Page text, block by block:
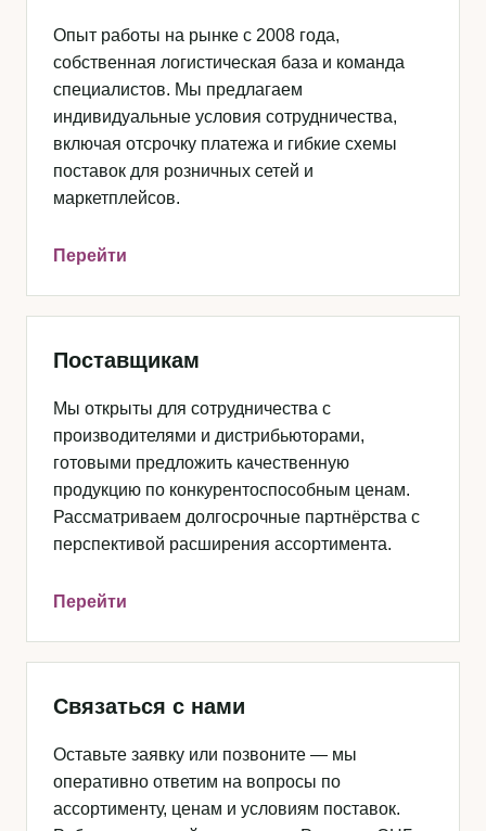
Опыт работы на рынке с 2008 года,
собственная логистическая база и команда
специалистов. Мы предлагаем
индивидуальные условия сотрудничества,
включая отсрочку платежа и гибкие схемы
поставок для розничных сетей и
маркетплейсов.
Перейти
Поставщикам
Мы открыты для сотрудничества с
производителями и дистрибьюторами,
готовыми предложить качественную
продукцию по конкурентоспособным ценам.
Рассматриваем долгосрочные партнёрства с
перспективой расширения ассортимента.
Перейти
Связаться с нами
Оставьте заявку или позвоните — мы
оперативно ответим на вопросы по
ассортименту, ценам и условиям поставок.